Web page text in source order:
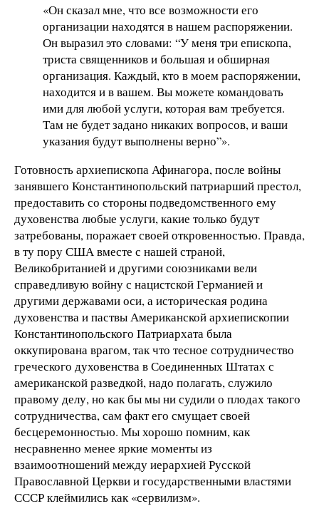
«Он сказал мне, что все возможности его
организации находятся в нашем распоряжении.
Он выразил это словами: “У меня три епископа,
триста священников и большая и обширная
организация. Каждый, кто в моем распоряжении,
находится и в вашем. Вы можете командовать
ими для любой услуги, которая вам требуется.
Там не будет задано никаких вопросов, и ваши
указания будут выполнены верно”».
Готовность архиепископа Афинагора, после войны
занявшего Константинопольский патриарший престол,
предоставить со стороны подведомственного ему
духовенства любые услуги, какие только будут
затребованы, поражает своей откровенностью. Правда,
в ту пору США вместе с нашей страной,
Великобританией и другими союзниками вели
справедливую войну с нацистской Германией и
другими державами оси, а историческая родина
духовенства и паствы Американской архиепископии
Константинопольского Патриархата была
оккупирована врагом, так что тесное сотрудничество
греческого духовенства в Соединенных Штатах с
американской разведкой, надо полагать, служило
правому делу, но как бы мы ни судили о плодах такого
сотрудничества, сам факт его смущает своей
бесцеремонностью. Мы хорошо помним, как
несравненно менее яркие моменты из
взаимоотношений между иерархией Русской
Православной Церкви и государственными властями
СССР клеймились как «сервилизм».